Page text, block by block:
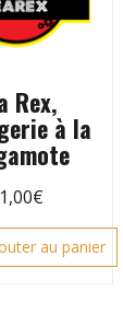
Rex,
à la
€
au panier